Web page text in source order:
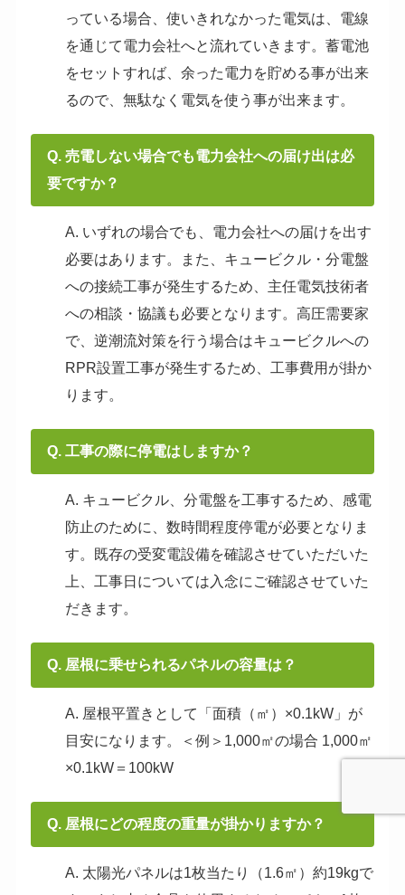
っている場合、使いきれなかった電気は、電線
を通じて電力会社へと流れていきます。蓄電池
をセットすれば、余った電力を貯める事が出来
るので、無駄なく電気を使う事が出来ます。
Q. 売電しない場合でも電力会社への届け出は必
要ですか？
A. いずれの場合でも、電力会社への届けを出す
必要はあります。また、キュービクル・分電盤
への接続工事が発生するため、主任電気技術者
への相談・協議も必要となります。高圧需要家
で、逆潮流対策を行う場合はキュービクルへの
RPR設置工事が発生するため、工事費用が掛か
ります。
Q. 工事の際に停電はしますか？
A. キュービクル、分電盤を工事するため、感電
防止のために、数時間程度停電が必要となりま
す。既存の受変電設備を確認させていただいた
上、工事日については入念にご確認させていた
だきます。
Q. 屋根に乗せられるパネルの容量は？
A. 屋根平置きとして「面積（㎡）×0.1kW」が
目安になります。＜例＞1,000㎡の場合 1,000㎡
×0.1kW＝100kW
Q. 屋根にどの程度の重量が掛かりますか？
A. 太陽光パネルは1枚当たり（1.6㎡）約19kgで